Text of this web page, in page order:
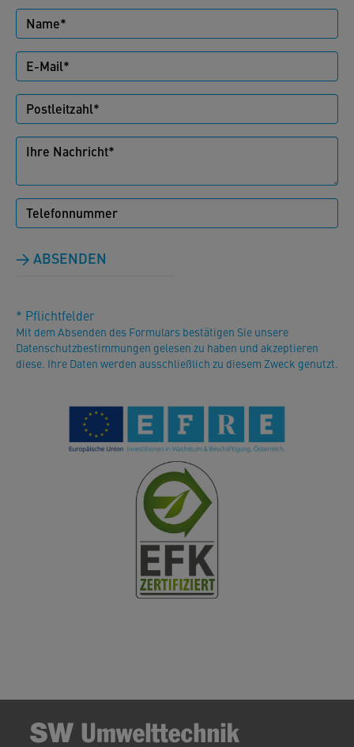
ABSENDEN
* Pflichtfelder
Mit dem Absenden des Formulars bestätigen Sie unsere
Datenschutzbestimmungen gelesen zu haben und akzeptieren
diese. Ihre Daten werden ausschließlich zu diesem Zweck genutzt.